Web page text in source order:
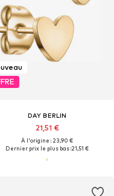
DAY BERLIN
21,51 €
À l'origine : 23,90 €
Dernier prix le plus bas :21,51 €